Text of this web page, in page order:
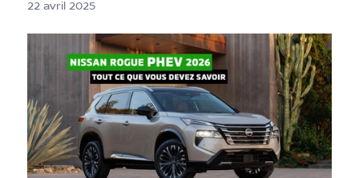
22 avril 2025